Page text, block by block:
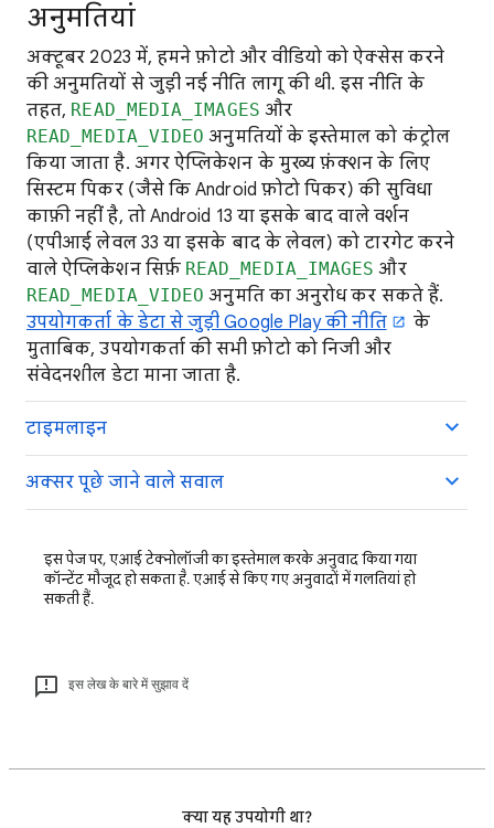
अनुमतियां
अक्टूबर 2023 में, हमने फ़ोटो और वीडियो को ऐक्सेस करने
की अनुमतियों से जुड़ी नई नीति लागू की थी. इस नीति के
तहत, READ_MEDIA_IMAGES और
READ_MEDIA_VIDEO अनुमतियों के इस्तेमाल को कंट्रोल
किया जाता है. अगर ऐप्लिकेशन के मुख्य फ़ंक्शन के लिए
सिस्टम पिकर (जैसे कि Android फ़ोटो पिकर) की सुविधा
काफ़ी नहीं है, तो Android 13 या इसके बाद वाले वर्शन
(एपीआई लेवल 33 या इसके बाद के लेवल) को टारगेट करने
वाले ऐप्लिकेशन सिर्फ़ READ_MEDIA_IMAGES और
READ_MEDIA_VIDEO अनुमति का अनुरोध कर सकते हैं.
उपयोगकर्ता के डेटा से जुड़ी Google Play की नीति
के
मुताबिक, उपयोगकर्ता की सभी फ़ोटो को निजी और
संवेदनशील डेटा माना जाता है.
टाइमलाइन
अक्सर पूछे जाने वाले सवाल
इस पेज पर, एआई टेक्नोलॉजी का इस्तेमाल करके अनुवाद किया गया
कॉन्टेंट मौजूद हो सकता है. एआई से किए गए अनुवादों में गलतियां हो
सकती हैं.
इस लेख के बारे में सुझाव दें
क्या यह उपयोगी था?